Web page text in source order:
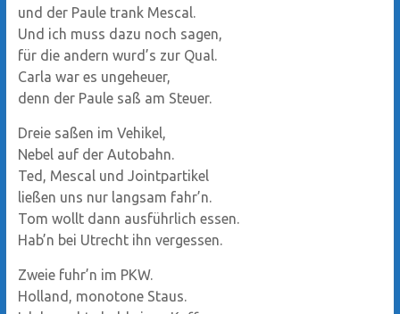
und der Paule trank Mescal.
Und ich muss dazu noch sagen,
für die andern wurd’s zur Qual.
Carla war es ungeheuer,
denn der Paule saß am Steuer.
Dreie saßen im Vehikel,
Nebel auf der Autobahn.
Ted, Mescal und Jointpartikel
ließen uns nur langsam fahr’n.
Tom wollt dann ausführlich essen.
Hab’n bei Utrecht ihn vergessen.
Zweie fuhr’n im PKW.
Holland, monotone Staus.